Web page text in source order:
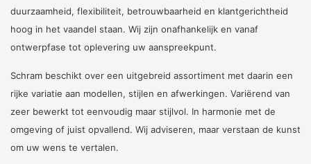
duurzaamheid, flexibiliteit, betrouwbaarheid en klantgerichtheid
hoog in het vaandel staan. Wij zijn onafhankelijk en vanaf
ontwerpfase tot oplevering uw aanspreekpunt.
Schram beschikt over een uitgebreid assortiment met daarin een
rijke variatie aan modellen, stijlen en afwerkingen. Variërend van
zeer bewerkt tot eenvoudig maar stijlvol. In harmonie met de
omgeving of juist opvallend. Wij adviseren, maar verstaan de kunst
om uw wens te vertalen.